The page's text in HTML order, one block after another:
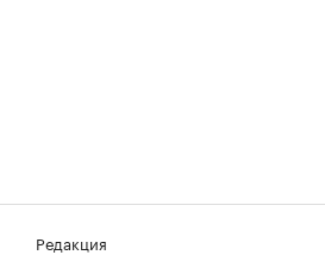
Редакция